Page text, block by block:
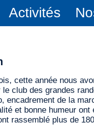
Activités
cette année nous
le club des grandes
encadrement de la
et bonne humeur ont
rassemblé plus de